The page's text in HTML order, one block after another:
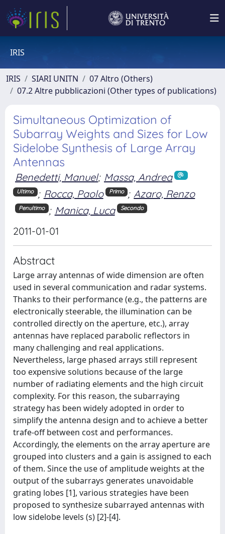
IRIS
IRIS SIARI UNITN
07 Altro (Others)
07.2 Altre pubblicazioni (Other types of publications)
Simultaneous Optimization of
Subarray Weights and Sizes for Low
Sidelobe Synthesis of Large Array
Antennas
Benedetti, Manuel; Massa, Andrea
Ultimo ; Rocca, Paolo Primo ; Azaro, Renzo
Penultimo ; Manica, Luca Secondo
2011-01-01
Abstract
Large array antennas of wide dimension are often
used in several communication and radar systems.
Thanks to their performance (e.g., the patterns are
electronically steerable, the illumination can be
controlled directly on the aperture, etc.), array
antennas have replaced parabolic reflectors in
many challenging and real applications.
Nevertheless, large phased arrays still represent
too expensive solutions because of the large
number of radiating elements and the high circuit
complexity. For this reason, the subarraying
strategy has been widely adopted in order to
simplify the antenna design and to achieve a better
trafe‐off between cost and performances.
Accordingly, the elements on the array aperture are
grouped into clusters and a gain is assigned to each
of them. Since the use of amplitude weights at the
output of the subarrays generates unavoidable
grating lobes [1], various strategies have been
proposed to synthesize subarrayed antennas with
low sidelobe levels (s) [2]‐[4].